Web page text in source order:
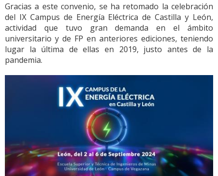
Gracias a este convenio, se ha retomado la celebración
del IX Campus de Energía Eléctrica de Castilla y León,
actividad que tuvo gran demanda en el ámbito
universitario y de FP en anteriores ediciones, teniendo
lugar la última de ellas en 2019, justo antes de la
pandemia.